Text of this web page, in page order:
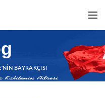
BAYRAKÇISI